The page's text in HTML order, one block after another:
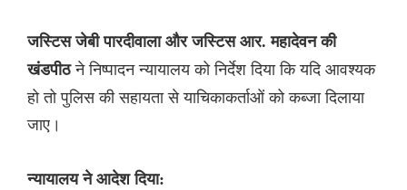
जस्टिस जेबी पारदीवाला और जस्टिस आर. महादेवन की
खंडपीठने निष्पादन न्यायालय को निर्देश दिया कि यदि आवश्यक
हो तो पुलिस की सहायता से याचिकाकर्ताओं को कब्जा दिलाया
जाए।
न्यायालय ने आदेश दिया: